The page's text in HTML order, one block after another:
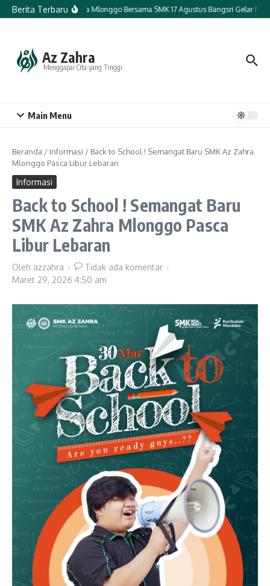
Lewati ke konten
Berita TerbaruSMK Az Zahra Mlonggo Bersama SMK 17 Agustus Bangsri Gelar
Az Zahra
Menggapai Cita yang Tinggi
Main Menu
Beranda / Informasi / Back to School ! Semangat Baru SMK Az Zahra
Mlonggo Pasca Libur Lebaran
Informasi
Back to School ! Semangat Baru
SMK Az Zahra Mlonggo Pasca
Libur Lebaran
Oleh azzahra
Tidak ada komentar
Maret 29, 2026 4:50 am